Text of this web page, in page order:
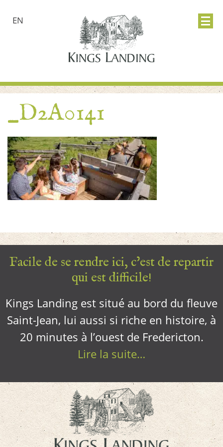
EN
_D2A0141
Facile de se rendre ici, c’est de repartir
qui est difficile!
Kings Landing est situé au bord du fleuve
Saint-Jean, lui aussi si riche en histoire, à
20 minutes à l’ouest de Fredericton.
Lire la suite…